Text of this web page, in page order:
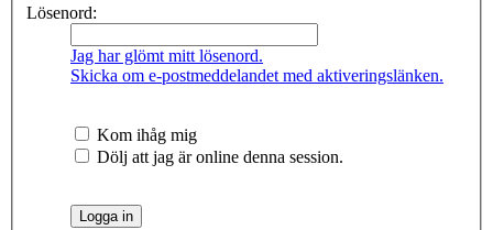
Lösenord:
Jag har glömt mitt lösenord.
Skicka om e-postmeddelandet med aktiveringslänken.
Kom ihåg mig
Dölj att jag är online denna session.